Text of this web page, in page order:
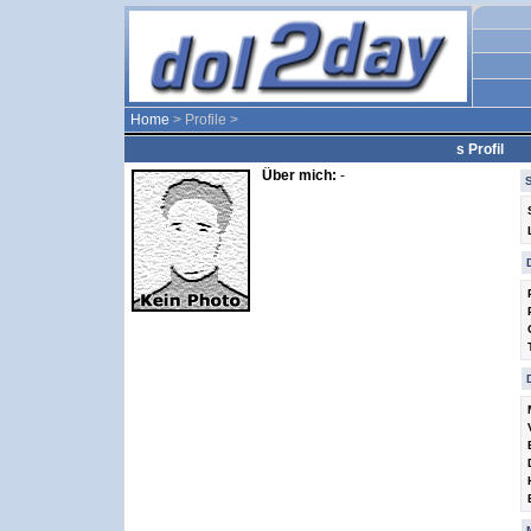
Home > Profile >
s Profil
Über mich: -